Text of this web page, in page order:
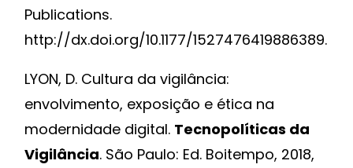
Publications.
http://dx.doi.org/10.1177/1527476419886389.
LYON, D. Cultura da vigilância:
envolvimento, exposição e ética na
modernidade digital. Tecnopolíticas da
Vigilância. São Paulo: Ed. Boitempo, 2018,